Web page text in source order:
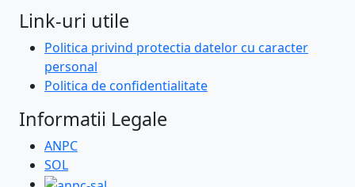
Link-uri utile
Politica privind protectia datelor cu caracter
personal
Politica de confidentialitate
Informatii Legale
ANPC
SOL